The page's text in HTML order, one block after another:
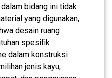
bidang ini tidak
yang digunakan,
desain ruang
spesifik
dalam konstruksi
jenis kayu,